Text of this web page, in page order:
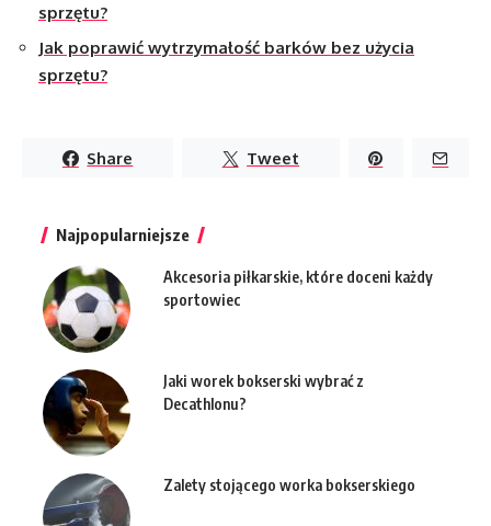
sprzętu?
Jak poprawić wytrzymałość barków bez użycia
sprzętu?
Share Tweet
Najpopularniejsze
Akcesoria piłkarskie, które doceni każdy
sportowiec
Jaki worek bokserski wybrać z
Decathlonu?
Zalety stojącego worka bokserskiego